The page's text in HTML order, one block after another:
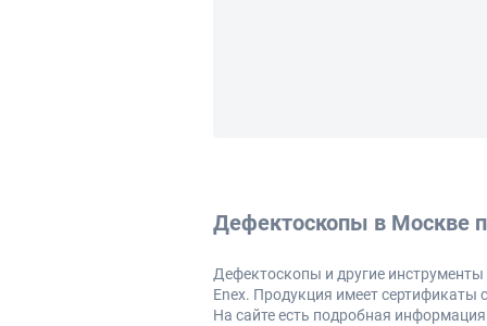
Дефектоскопы в Москве
Дефектоскопы и другие
Enex. Продукция имеет сертификаты
На сайте есть подробная